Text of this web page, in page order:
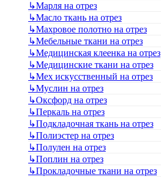
↳Марля на отрез
↳Масло ткань на отрез
↳Махровое полотно на отрез
↳Мебельные ткани на отрез
↳Медицинская клеенка на отрез
↳Медицинские ткани на отрез
↳Мех искусственный на отрез
↳Муслин на отрез
↳Оксфорд на отрез
↳Перкаль на отрез
↳Подкладочная ткань на отрез
↳Полиэстер на отрез
↳Полулен на отрез
↳Поплин на отрез
↳Прокладочные ткани на отрез